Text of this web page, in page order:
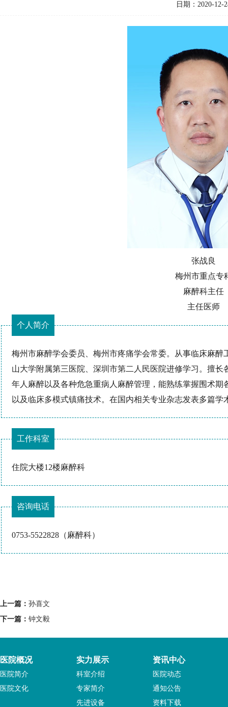
日期：2020-12-
张战良
梅州市重点专
麻醉科主任
主任医师
个人简介
梅州市麻醉学会委员、梅州市疼痛学会常委。从事临床麻
山大学附属第三医院、深圳市第二人民医院进修学习。擅
年人麻醉以及各种危急重病人麻醉管理，能熟练掌握围术
以及临床多模式镇痛技术。在国内相关专业杂志发表多篇学
工作科室
住院大楼12楼麻醉科
咨询电话
0753-5522828（麻醉科）
上一篇： 孙喜文
下一篇： 钟文毅
医院概况
医院简介
医院文化
实力展示
科室介绍
专家简介
先进设备
资讯中心
医院动态
通知公告
资料下载